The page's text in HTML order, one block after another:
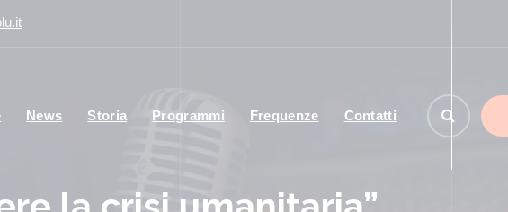
News Storia Programmi Frequenze Contatti